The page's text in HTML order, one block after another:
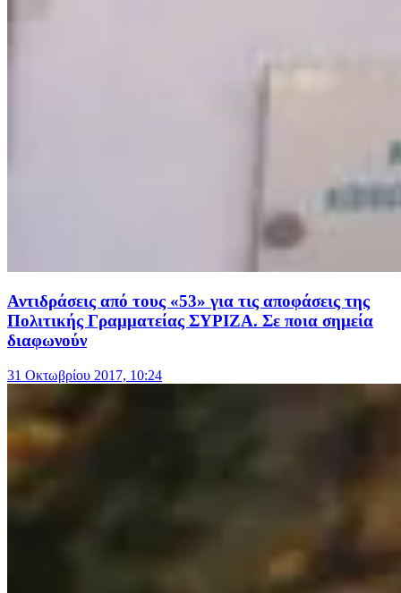
Αντιδράσεις από τους «53» για τις αποφάσεις της
Πολιτικής Γραμματείας ΣΥΡΙΖΑ. Σε ποια σημεία
διαφωνούν
31 Οκτωβρίου 2017, 10:24